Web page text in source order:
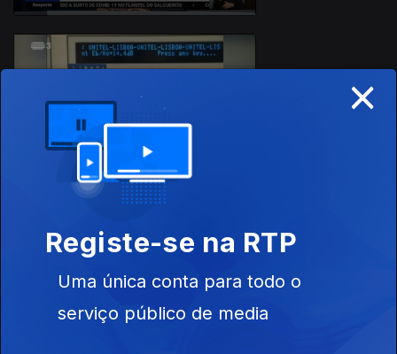
07 dez. 2020
×
Registe-se na RTP
Uma única conta para todo o
serviço público de media